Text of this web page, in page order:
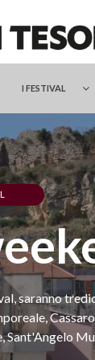
I FESTIVAL
saranno
Sant'Angelo